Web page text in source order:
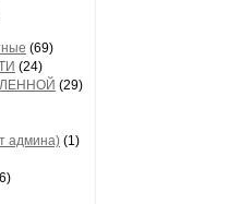
(69)
(24)
(29)
админа) (1)